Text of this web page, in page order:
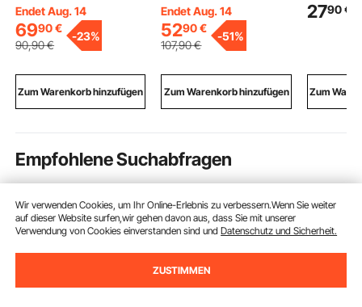
mm runden
Regenduschkopf &
Handbrause,
wandmontierte
Badezimmerarmaturen
mit Messingventil &
Zierset, Mattschwarz
Endet Aug. 14
6990€
90,90€
-23%
Zum Warenkorb hinzufügen
Schilder,
Rohrstahlbarriere
Endet Aug. 14
5290 €
107,90€
-51%
Zum Warenkorb hinzufügen
Länge,
2790€
Zum
Empfohlene Suchabfragen
handhebelpresse maschine maschinen
Wir verwenden Cookies, um Ihr Online-Erlebnis zu verbessern.Wenn Sie weiter
auf dieser Website surfen,wir gehen davon aus, dass Sie mit unserer
Verwendung von Cookies einverstanden sind undDatenschutz und Sicherheit.
ZUSTIMMEN